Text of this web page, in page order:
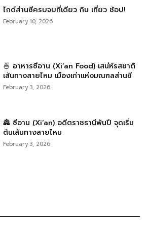
ไกด์ส่านซีครบจบที่เดียว กิน เที่ยว ช้อป!
February 10, 2026
🍜 อาหารซีอาน (Xi’an Food) เสน่ห์รสชาติ
เส้นทางสายไหม เมืองเก่าแห่งมณฑลส่านซี
February 3, 2026
🏯 ซีอาน (Xi’an) อดีตราชธานีพันปี จุดเริ่ม
ต้นเส้นทางสายไหม
February 3, 2026